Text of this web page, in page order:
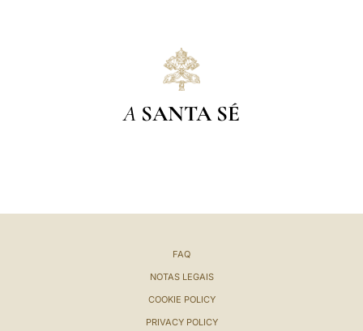
A SANTA SÉ
FAQ
NOTAS LEGAIS
COOKIE POLICY
PRIVACY POLICY